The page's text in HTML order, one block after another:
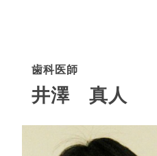
歯科医師
井澤 真人